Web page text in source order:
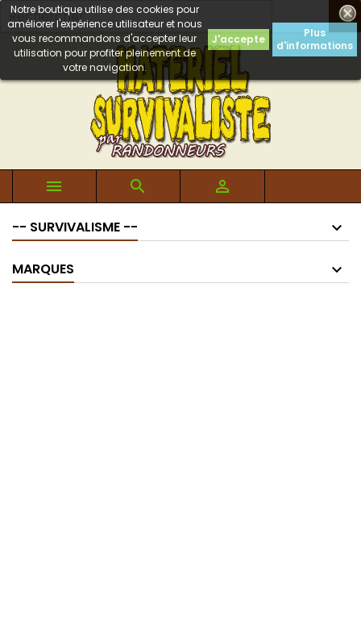

Notre boutique utilise des cookies pour
améliorer l'expérience utilisateur et nous
vous recommandons d'accepter leur
utilisation pour profiter pleinement de
votre navigation.
J'accepte
Plus
d'informations
  
-- SURVIVALISME --
MARQUES